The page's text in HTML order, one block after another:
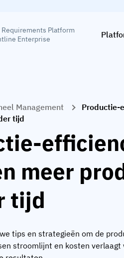
Platform
Enterprise
Management
Productie-
tijd
meer
tijd
tips en strategieën om de
stroomlijnt en kosten